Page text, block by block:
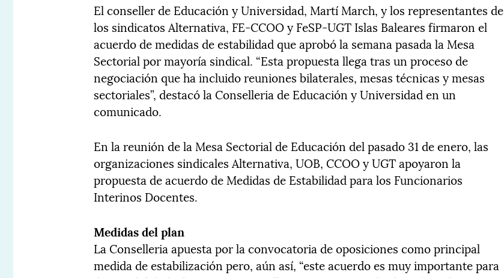
El conseller de Educación y Universidad, Martí March, y los representantes de
los sindicatos Alternativa, FE-CCOO y FeSP-UGT Islas Baleares firmaron el
acuerdo de medidas de estabilidad que aprobó la semana pasada la Mesa
Sectorial por mayoría sindical. “Esta propuesta llega tras un proceso de
negociación que ha incluido reuniones bilaterales, mesas técnicas y mesas
sectoriales”, destacó la Conselleria de Educación y Universidad en un
comunicado.
En la reunión de la Mesa Sectorial de Educación del pasado 31 de enero, las
organizaciones sindicales Alternativa, UOB, CCOO y UGT apoyaron la
propuesta de acuerdo de Medidas de Estabilidad para los Funcionarios
Interinos Docentes.
Medidas del plan
La Conselleria apuesta por la convocatoria de oposiciones como principal
medida de estabilización pero, aún así, “este acuerdo es muy importante para